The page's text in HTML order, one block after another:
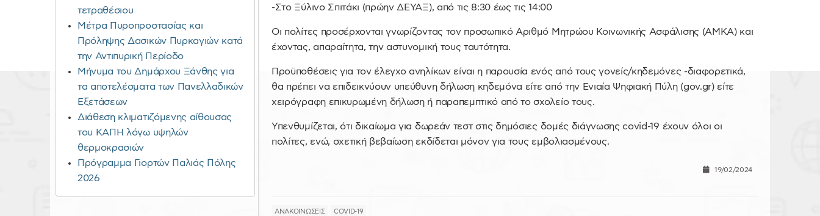
-Στο Ξύλινο Σπιτάκι (πρώην ΔΕΥΑΞ), από τις 8:30 έως τις 14:00
Οι πολίτες προσέρχονται γνωρίζοντας τον προσωπικό Αριθμό Μητρώου Κοινωνικής Ασφάλισης (ΑΜΚΑ) και
έχοντας, απαραίτητα, την αστυνομική τους ταυτότητα.
Προϋποθέσεις για τον έλεγχο ανηλίκων είναι η παρουσία ενός από τους γονείς/κηδεμόνες -διαφορετικά,
θα πρέπει να επιδεικνύουν υπεύθυνη δήλωση κηδεμόνα είτε από την Ενιαία Ψηφιακή Πύλη (gov.gr) είτε
χειρόγραφη επικυρωμένη δήλωση ή παραπεμπτικό από το σχολείο τους.
Υπενθυμίζεται, ότι δικαίωμα για δωρεάν τεστ στις δημόσιες δομές διάγνωσης covid-19 έχουν όλοι οι
πολίτες, ενώ, σχετική βεβαίωση εκδίδεται μόνον για τους εμβολιασμένους.
19/02/2024
ΑΝΑΚΟΙΝΩΣΕΙΣ COVID-19
τετραθέσιου
Μέτρα Πυροπροστασίας και
Πρόληψης Δασικών Πυρκαγιών κατά
την Αντιπυρική Περίοδο
Μήνυμα του Δημάρχου Ξάνθης για
τα αποτελέσματα των Πανελλαδικών
Εξετάσεων
Διάθεση κλιματιζόμενης αίθουσας
του ΚΑΠΗ λόγω υψηλών
θερμοκρασιών
Πρόγραμμα Γιορτών Παλιάς Πόλης
2026